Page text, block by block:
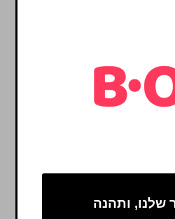
שלנו, ותהנה